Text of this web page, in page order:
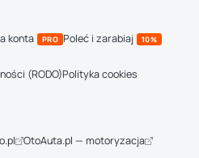
konta PRO Poleć i zarabiaj 10%
(RODO)Polityka cookies
OtoAuta.pl — motoryzacja